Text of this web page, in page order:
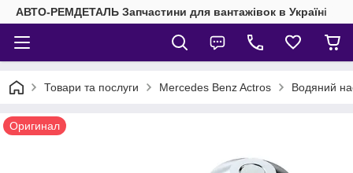
АВТО-РЕМДЕТАЛЬ Запчастини для вантажівок в Україні
Товари та послуги Mercedes Benz Actros Водяний
Оригинал